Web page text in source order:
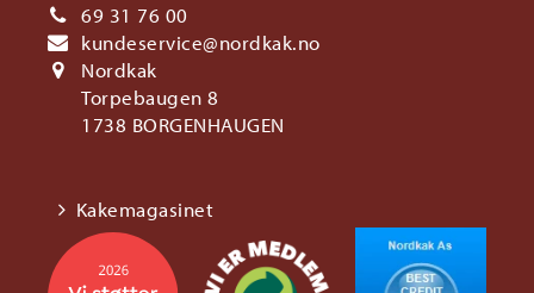
Kakemagasinet
69 31 76 00
kundeservice@nordkak.no
Nordkak
Torpebaugen 8
1738 BORGENHAUGEN